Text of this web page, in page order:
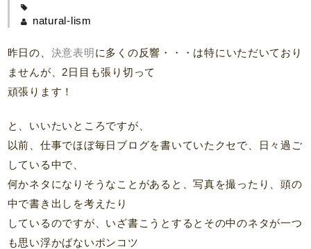
natural-lism
昨日の、 決意表明 に多くの反響・・・は特にいただいており
ませんが、2日目も張り切って
頑張ります！
と、いいたいところですが、
以前、仕事でほぼ毎日ブログを書いていたクセで、日々過ご
している中で、
何かネタになりそうなことがあると、写真を撮ったり、頭の
中で書き出しを考えたり
しているのですが、いざ書こうとするとその中のネタが一つ
も思い浮かばないポンコツ